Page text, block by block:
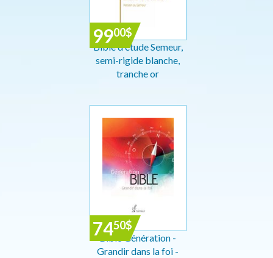
9900$
Bible d'étude Semeur,
semi-rigide blanche,
tranche or
7450$
Bible Génération -
Grandir dans la foi -